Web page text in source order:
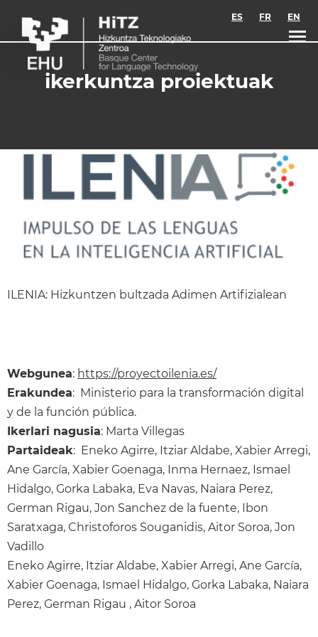
ES FR EN
ikerkuntza proiektuak
ILENIA: Hizkuntzen bultzada Adimen Artifizialean
Webgunea: https://proyectoilenia.es/
Erakundea: Ministerio para la transformación digital
y de la función pública.
Ikerlari nagusia: Marta Villegas
Partaideak: Eneko Agirre, Itziar Aldabe, Xabier Arregi,
Ane García, Xabier Goenaga, Inma Hernaez, Ismael
Hidalgo, Gorka Labaka, Eva Navas, Naiara Perez,
German Rigau, Jon Sanchez de la fuente, Ibon
Saratxaga, Christoforos Souganidis, Aitor Soroa, Jon
Vadillo
Eneko Agirre, Itziar Aldabe, Xabier Arregi, Ane García,
Xabier Goenaga, Ismael Hidalgo, Gorka Labaka, Naiara
Perez, German Rigau , Aitor Soroa